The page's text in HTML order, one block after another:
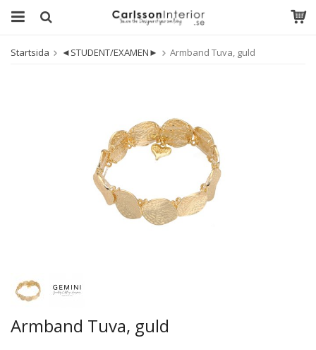
Startsida ◄STUDENT/EXAMEN► Armband Tuva, guld
Armband Tuva, guld